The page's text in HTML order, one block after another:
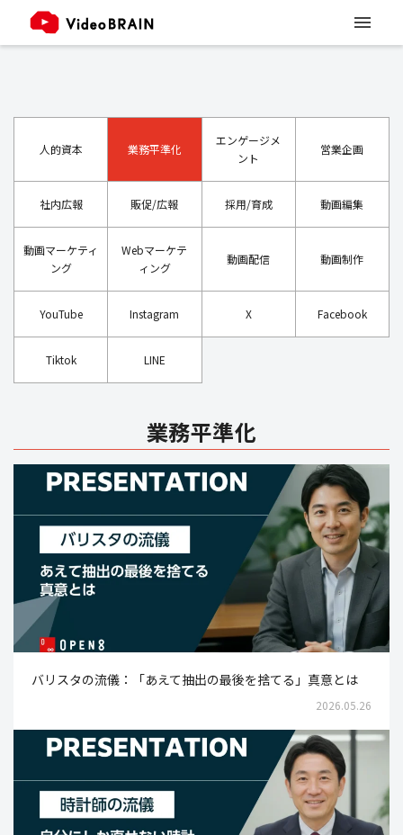
人的資本 業務平準化
エンゲージメ
ント
営業企画
社内広報 販促/広報 採用/育成 動画編集
動画マーケティ
ング
Webマーケテ
ィング
動画配信 動画制作
YouTube Instagram X Facebook
Tiktok LINE
業務平準化
バリスタの流儀：「あえて抽出の最後を捨てる」真意とは
2026.05.26